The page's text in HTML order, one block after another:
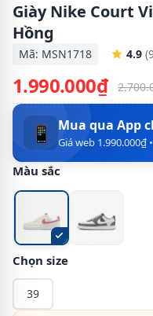
Giày Nike Court
Hồng
Mã: MSN1718 4.9
1.990.000₫
📱 Mua qua App
Giá web 1.990.000₫
Màu sắc
Chọn size
39